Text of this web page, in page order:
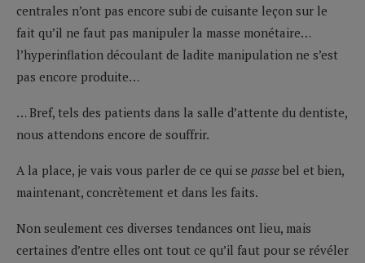
centrales n’ont pas encore subi de cuisante leçon sur le
fait qu’il ne faut pas manipuler la masse monétaire…
l’hyperinflation découlant de ladite manipulation ne s’est
pas encore produite…
… Bref, tels des patients dans la salle d’attente du dentiste,
nous attendons encore de souffrir.
A la place, je vais vous parler de ce qui se passe bel et bien,
maintenant, concrètement et dans les faits.
Non seulement ces diverses tendances ont lieu, mais
certaines d’entre elles ont tout ce qu’il faut pour se révéler